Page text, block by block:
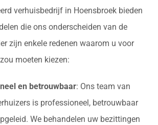
verhuisbedrijf in Hoensbroek bieden
die ons onderscheiden van de
zijn enkele redenen waarom u voor
moeten kiezen:
en betrouwbaar: Ons team van
is professioneel, betrouwbaar
We behandelen uw bezittingen